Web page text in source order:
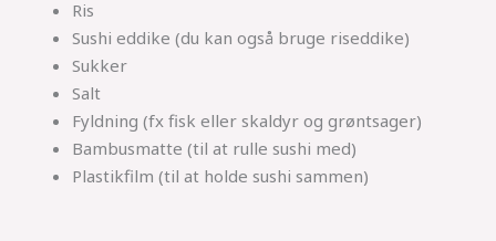
Ris
Sushi eddike (du kan også bruge riseddike)
Sukker
Salt
Fyldning (fx fisk eller skaldyr og grøntsager)
Bambusmatte (til at rulle sushi med)
Plastikfilm (til at holde sushi sammen)